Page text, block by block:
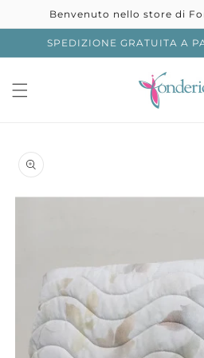
direttamente
ai contenuti
Benvenuto nello store di
SPEDIZIONE GRATUITA A
Passa alle
informazioni
sul prodotto